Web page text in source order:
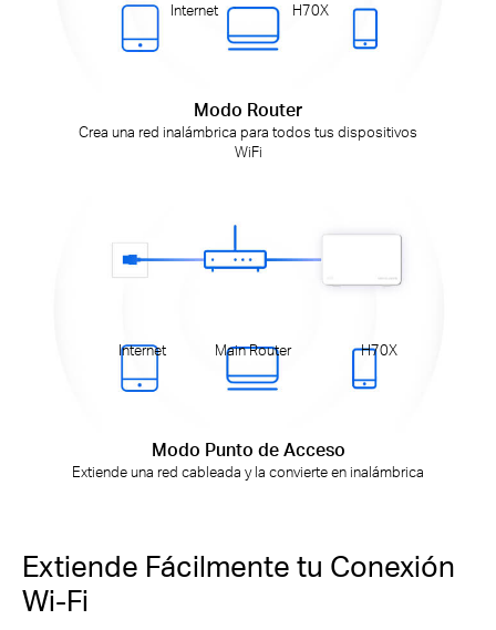
Internet H70X
Modo Router
Crea una red inalámbrica para todos tus dispositivos
WiFi
Internet Main Router H70X
Modo Punto de Acceso
Extiende una red cableada y la convierte en inalámbrica
Extiende Fácilmente tu Conexión
Wi-Fi